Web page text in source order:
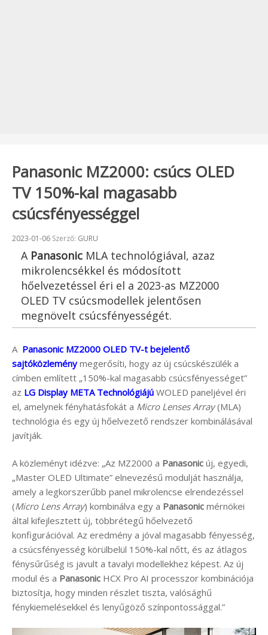
Panasonic MZ2000: csúcs OLED
TV 150%-kal magasabb
csúcsfényességgel
Beküldve:
2023-01-06 Szerző: GURU
A Panasonic MLA technológiával, azaz
mikrolencsékkel és módosított
hőelvezetéssel éri el a 2023-as MZ2000
OLED TV csúcsmodellek jelentősen
megnövelt csúcsfényességét.
A Panasonic MZ2000 OLED TV-t bejelentő
sajtóközleménymegerősíti, hogy az új csúcskészülék a
címben említett „150%-kal magasabb csúcsfényességet”
az LG Display META Technológiájú WOLED paneljével éri
el, amelynek fényhatásfokát a Micro Lenses Array(MLA)
technológia és egy új hőelvezető rendszer kombinálásával
javítják.
A közleményt idézve: „Az MZ2000 a Panasonic új, egyedi,
„Master OLED Ultimate” elnevezésű modulját használja,
amely a legkorszerűbb panel mikrolencse elrendezéssel
(Micro Lens Array) kombinálva egy a Panasonic mérnökei
által kifejlesztett új, többrétegű hőelvezető
konfigurációval. Az eredmény a jóval magasabb fényesség,
a csúcsfényesség körülbelül 150%-kal nőtt, és az átlagos
fénysűrűség is javult a tavalyi modellekhez képest. Az új
modul és a Panasonic HCX Pro AI processzor kombinációja
biztosítja, hogy minden részlet tiszta, valósághű
fénykiemelésekkel és lenyűgöző színpontossággal.”